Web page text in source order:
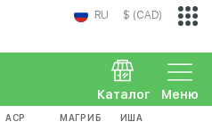
RU $ (CAD)
Меню
Каталог
АСР МАГРИБ ИША